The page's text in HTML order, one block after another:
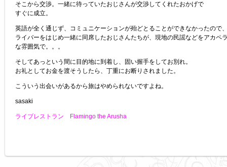
そこから交渉。一緒に待っていたおじさんが交渉してくれたおかげで
すぐに成立。
英語が全く通じず、コミュニケーションが殆どとることができなかったので
ライバーをはじめ一緒に同席したおじさんたちが、現地の民謡などをアカペ
な雰囲気で。。。
そしてあっという間に目的地に到着し、固い握手をしてお別れ。
お礼としてお金を渡そうしたら、丁重にお断りされました。
こういう出会いがあるから旅はやめられないですよね。
sasaki
ライブレストラン Flamingo the Arusha